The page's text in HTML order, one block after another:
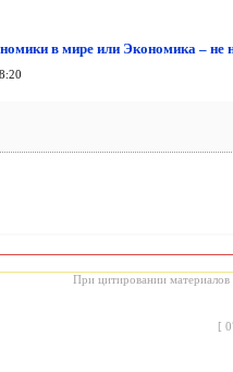
в мире или Экономика – не
При цитировании материалов
[